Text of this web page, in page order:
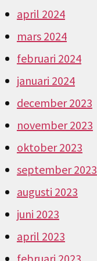
april 2024
mars 2024
februari 2024
januari 2024
december 2023
november 2023
oktober 2023
september 2023
augusti 2023
juni 2023
april 2023